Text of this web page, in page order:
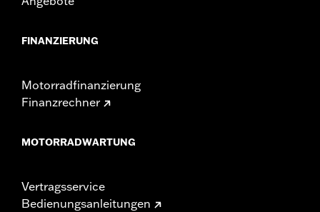
FINANZIERUNG
Motorradfinanzierung
Finanzrechner
MOTORRADWARTUNG
Vertragsservice
Bedienungsanleitungen